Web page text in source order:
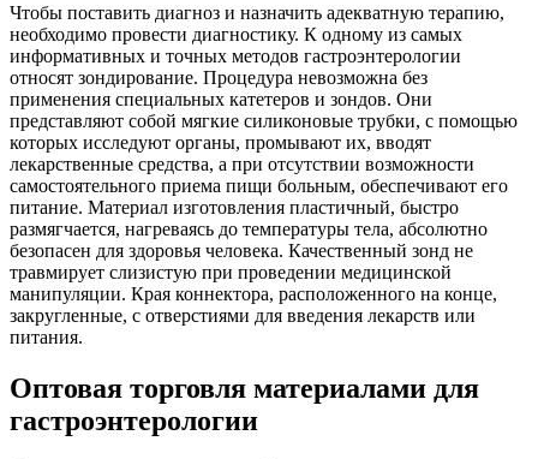
Чтобы поставить диагноз и назначить адекватную терапию,
необходимо провести диагностику. К одному из самых
информативных и точных методов гастроэнтерологии
относят зондирование. Процедура невозможна без
применения специальных катетеров и зондов. Они
представляют собой мягкие силиконовые трубки, с помощью
которых исследуют органы, промывают их, вводят
лекарственные средства, а при отсутствии возможности
самостоятельного приема пищи больным, обеспечивают его
питание. Материал изготовления пластичный, быстро
размягчается, нагреваясь до температуры тела, абсолютно
безопасен для здоровья человека. Качественный зонд не
травмирует слизистую при проведении медицинской
манипуляции. Края коннектора, расположенного на конце,
закругленные, с отверстиями для введения лекарств или
питания.
Оптовая торговля материалами для
гастроэнтерологии